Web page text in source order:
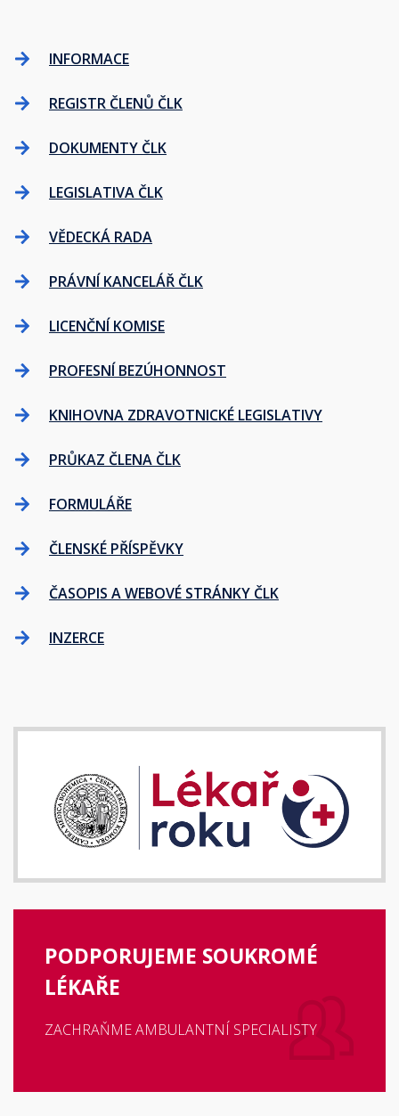
INFORMACE
REGISTR ČLENŮ ČLK
DOKUMENTY ČLK
LEGISLATIVA ČLK
VĚDECKÁ RADA
PRÁVNÍ KANCELÁŘ ČLK
LICENČNÍ KOMISE
PROFESNÍ BEZÚHONNOST
KNIHOVNA ZDRAVOTNICKÉ LEGISLATIVY
PRŮKAZ ČLENA ČLK
FORMULÁŘE
ČLENSKÉ PŘÍSPĚVKY
ČASOPIS A WEBOVÉ STRÁNKY ČLK
INZERCE
PODPORUJEME SOUKROMÉ
LÉKAŘE
ZACHRAŇME AMBULANTNÍ SPECIALISTY